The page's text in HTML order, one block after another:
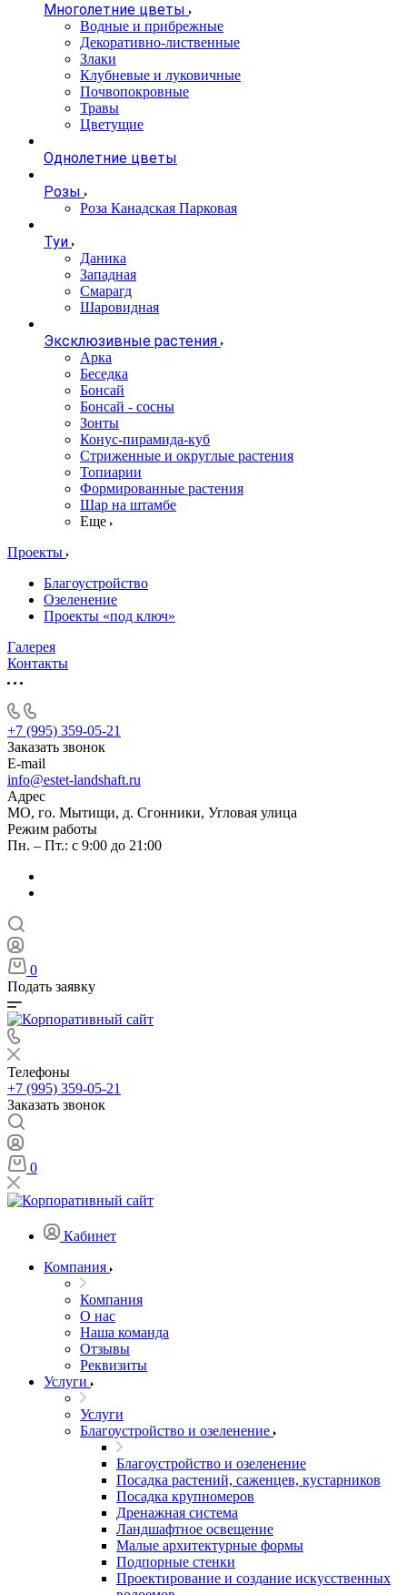
Многолетние цветы
Водные и прибрежные
Декоративно-лиственные
Злаки
Клубневые и луковичные
Почвопокровные
Травы
Цветущие
Однолетние цветы
Розы
Роза Канадская Парковая
Туи
Даника
Западная
Смарагд
Шаровидная
Эксклюзивные растения
Арка
Беседка
Бонсай
Бонсай - сосны
Зонты
Конус-пирамида-куб
Стриженные и округлые растения
Топиарии
Формированные растения
Шар на штамбе
Еще
Проекты
Благоустройство
Озеленение
Проекты «под ключ»
Галерея
Контакты
+7 (995) 359-05-21
Заказать звонок
E-mail
info@estet-landshaft.ru
Адрес
МО, го. Мытищи, д. Сгонники, Угловая улица
Режим работы
Пн. – Пт.: с 9:00 до 21:00
0
Подать заявку
Телефоны
+7 (995) 359-05-21
Заказать звонок
0
Кабинет
Компания
Компания
О нас
Наша команда
Отзывы
Реквизиты
Услуги
Услуги
Благоустройство и озеленение
Благоустройство и озеленение
Посадка растений, саженцев, кустарников
Посадка крупномеров
Дренажная система
Ландшафтное освещение
Малые архитектурные формы
Подпорные стенки
Проектирование и создание искусственных